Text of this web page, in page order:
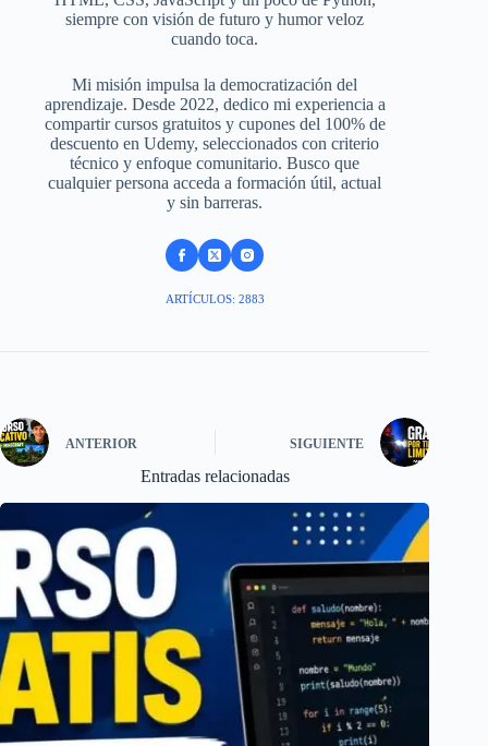
siempre con visión de futuro y humor veloz
cuando toca.
Mi misión impulsa la democratización del
aprendizaje. Desde 2022, dedico mi experiencia a
compartir cursos gratuitos y cupones del 100% de
descuento en Udemy, seleccionados con criterio
técnico y enfoque comunitario. Busco que
cualquier persona acceda a formación útil, actual
y sin barreras.
ARTÍCULOS: 2883
ANTERIOR SIGUIENTE
Entradas relacionadas